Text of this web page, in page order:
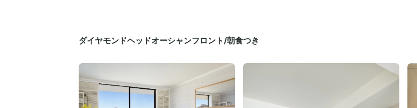
ダイヤモンドヘッドオーシャンフロント/朝食つき